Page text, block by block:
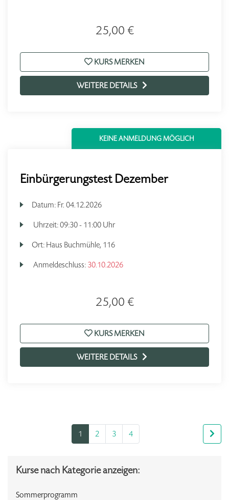
25,00 €
KURS MERKEN
WEITERE DETAILS
KEINE ANMELDUNG MÖGLICH
Einbürgerungstest Dezember
Datum: Fr. 04.12.2026
Uhrzeit:09:30 - 11:00 Uhr
Ort: Haus Buchmühle, 116
Anmeldeschluss: 30.10.2026
25,00 €
KURS MERKEN
WEITERE DETAILS
1 2 3 4
Kurse nach Kategorie anzeigen:
Sommerprogramm